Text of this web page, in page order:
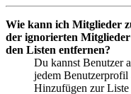
Wie kann ich Mitglieder
der ignorierten
den Listen entfernen?
Du kannst Benutzer
jedem
Hinzufügen zur Liste